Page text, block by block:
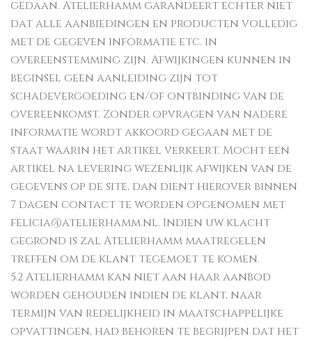
gedaan. Atelierhamm garandeert echter niet
dat alle aanbiedingen en producten volledig
met de gegeven informatie etc. in
overeenstemming zijn. Afwijkingen kunnen in
beginsel geen aanleiding zijn tot
schadevergoeding en/of ontbinding van de
overeenkomst. Zonder opvragen van nadere
informatie wordt akkoord gegaan met de
staat waarin het artikel verkeert. Mocht een
artikel na levering wezenlijk afwijken van de
gegevens op de site, dan dient hierover binnen
7 dagen contact te worden opgenomen met
felicia@atelierhamm.nl. Indien uw klacht
gegrond is zal Atelierhamm maatregelen
treffen om de klant tegemoet te komen.
5.2 Atelierhamm kan niet aan haar aanbod
worden gehouden indien de klant, naar
termijn van redelijkheid in maatschappelijke
opvattingen, had behoren te begrijpen dat het